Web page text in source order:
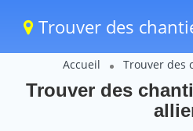
Trouver des
Accueil Trouver des
Trouver des